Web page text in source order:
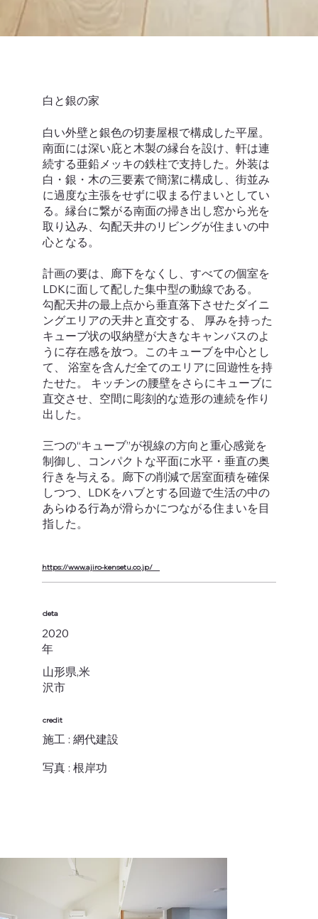
白と銀の家
白い外壁と銀色の切妻屋根で構成した平屋。
南面には深い庇と木製の縁台を設け、軒は連
続する亜鉛メッキの鉄柱で支持した。外装は
白・銀・木の三要素で簡潔に構成し、街並み
に過度な主張をせずに収まる佇まいとしてい
る。縁台に繋がる南面の掃き出し窓から光を
取り込み、勾配天井のリビングが住まいの中
心となる。
計画の要は、廊下をなくし、すべての個室を
LDKに面して配した集中型の動線である。
勾配天井の最上点から垂直落下させたダイニ
ングエリアの天井と直交する、 厚みを持った
キューブ状の収納壁が大きなキャンバスのよ
うに存在感を放つ。このキューブを中心とし
て、 浴室を含んだ全てのエリアに回遊性を持
たせた。 キッチンの腰壁をさらにキューブに
直交させ、空間に彫刻的な造形の連続を作り
出した。
三つの“キューブ”が視線の方向と重心感覚を
制御し、コンパクトな平面に水平・垂直の奥
行きを与える。廊下の削減で居室面積を確保
しつつ、LDKをハブとする回遊で生活の中の
あらゆる行為が滑らかにつながる住まいを目
指した。
https://www.ajiro-kensetu.co.jp/
deta
2020
年
山形県,米
沢市
credit
施工 : 網代建設
写真 : 根岸功